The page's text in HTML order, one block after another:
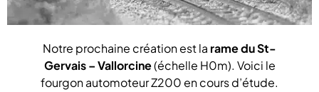
Notre prochaine création est la rame du St-
Gervais – Vallorcine(échelle H0m). Voici le
fourgon automoteur Z200 en cours d’étude.